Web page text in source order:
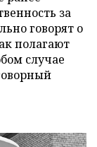
за
говорят о
полагают
случае